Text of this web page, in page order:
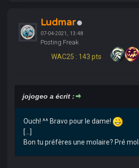
Ludmar
07-04-2021, 13:48
Posting Freak
WAC25 : 143 pts
jojogeo a écrit :
Ouch! ^^ Bravo pour le dame!
[...]
Bon tu préfères une molaire? Pré